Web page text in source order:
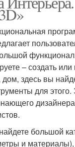
– создать
дом, здесь вы
для
большой
и